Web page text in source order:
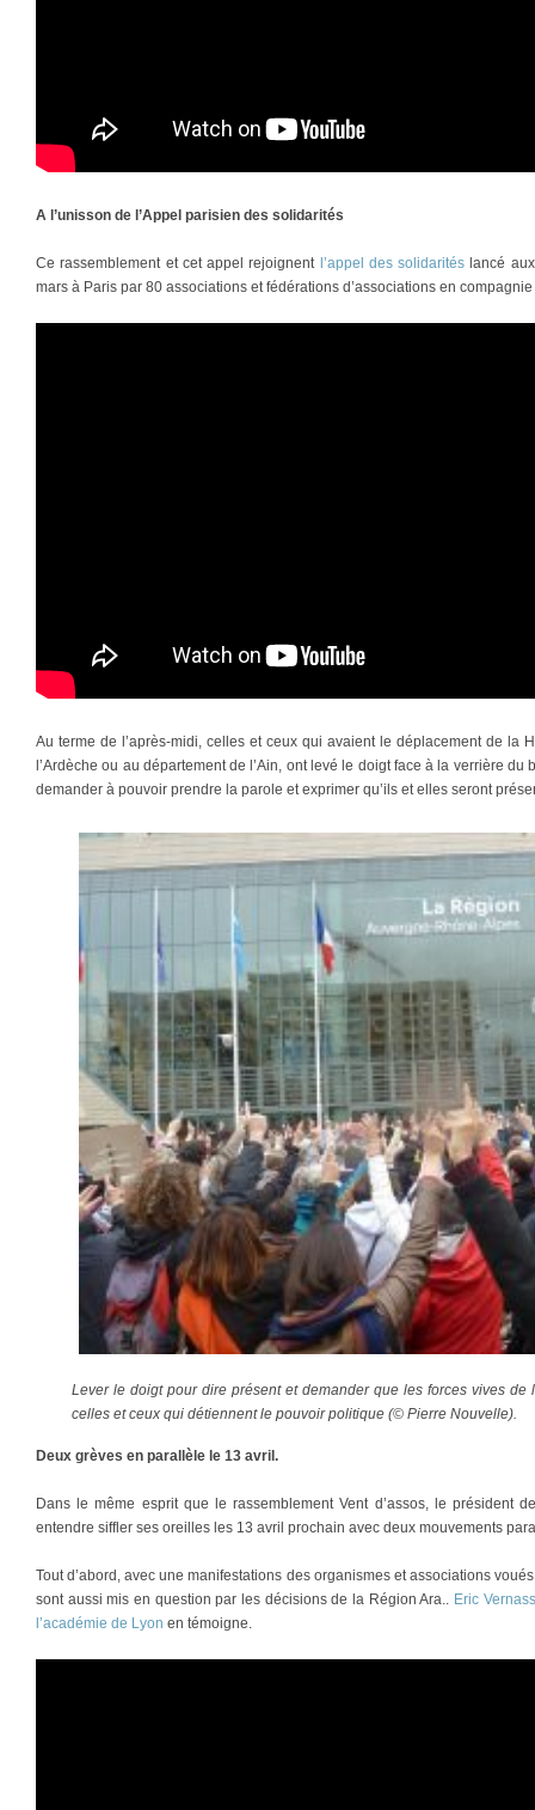
A l’unisson de l’Appel parisien des solidarités
Ce rassemblement et cet appel rejoignent l’appel des solidarités lancé
mars à Paris par 80 associations et fédérations d’associations en
Au terme de l’après-midi, celles et ceux qui avaient le déplacement de la
l’Ardèche ou au département de l’Ain, ont levé le doigt face à la verrière
demander à pouvoir prendre la parole et exprimer qu’ils et elles seront
Lever le doigt pour dire présent et demander que les forces vives de
celles et ceux qui détiennent le pouvoir politique (© Pierre Nouvelle).
Deux grèves en parallèle le 13 avril.
Dans le même esprit que le rassemblement Vent d’assos, le président
entendre siffler ses oreilles les 13 avril prochain avec deux mouvements
Tout d’abord, avec une manifestations des organismes et associations
sont aussi mis en question par les décisions de la Région Ara.. Eric
l’académie de Lyon en témoigne.